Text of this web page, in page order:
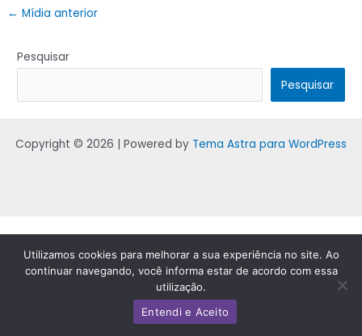
← Mídia anterior
Pesquisar
Pesquisar
Copyright © 2026 | Powered by Tema Astra para WordPress
Utilizamos cookies para melhorar a sua experiência no site. Ao
continuar navegando, você informa estar de acordo com essa
utilização.
Entendi e Aceito